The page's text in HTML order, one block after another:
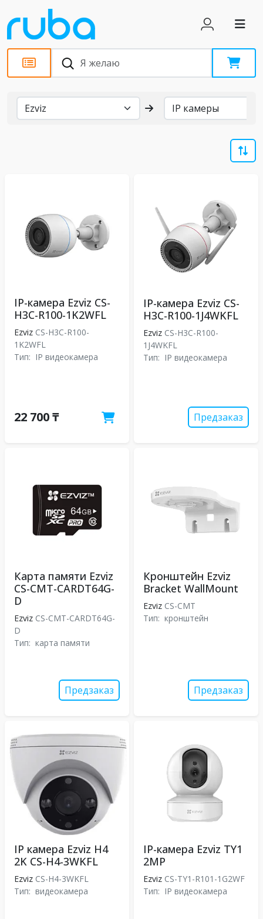
Бренды
IP-камера Ezviz CS-
H3C-R100-1K2WFL
Ezviz CS-H3C-R100-
1K2WFL
Тип: IP видеокамера
22 700 ₸
IP-камера Ezviz CS-
H3C-R100-1J4WKFL
Ezviz CS-H3C-R100-
1J4WKFL
Тип: IP видеокамера
Предзаказ
Карта памяти Ezviz
CS-CMT-CARDT64G-
D
Ezviz CS-CMT-CARDT64G-
D
Тип: карта памяти
Предзаказ
Кронштейн Ezviz
Bracket WallMount
Ezviz CS-CMT
Тип: кронштейн
Предзаказ
IP камера Ezviz H4
2K CS-H4-3WKFL
Ezviz CS-H4-3WKFL
Тип: видеокамера
IP-камера Ezviz TY1
2MP
Ezviz CS-TY1-R101-1G2WF
Тип: IP видеокамера